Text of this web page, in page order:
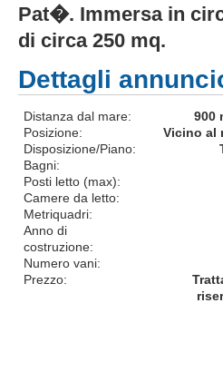
Pat�. Immersa in
di circa 250 mq.
Dettagli
Distanza dal mare:
900
Posizione:
Vicino al
Disposizione/Piano:
Bagni:
Posti letto (max):
Camere da letto:
Metriquadri:
Anno di
costruzione:
Numero vani:
Prezzo: